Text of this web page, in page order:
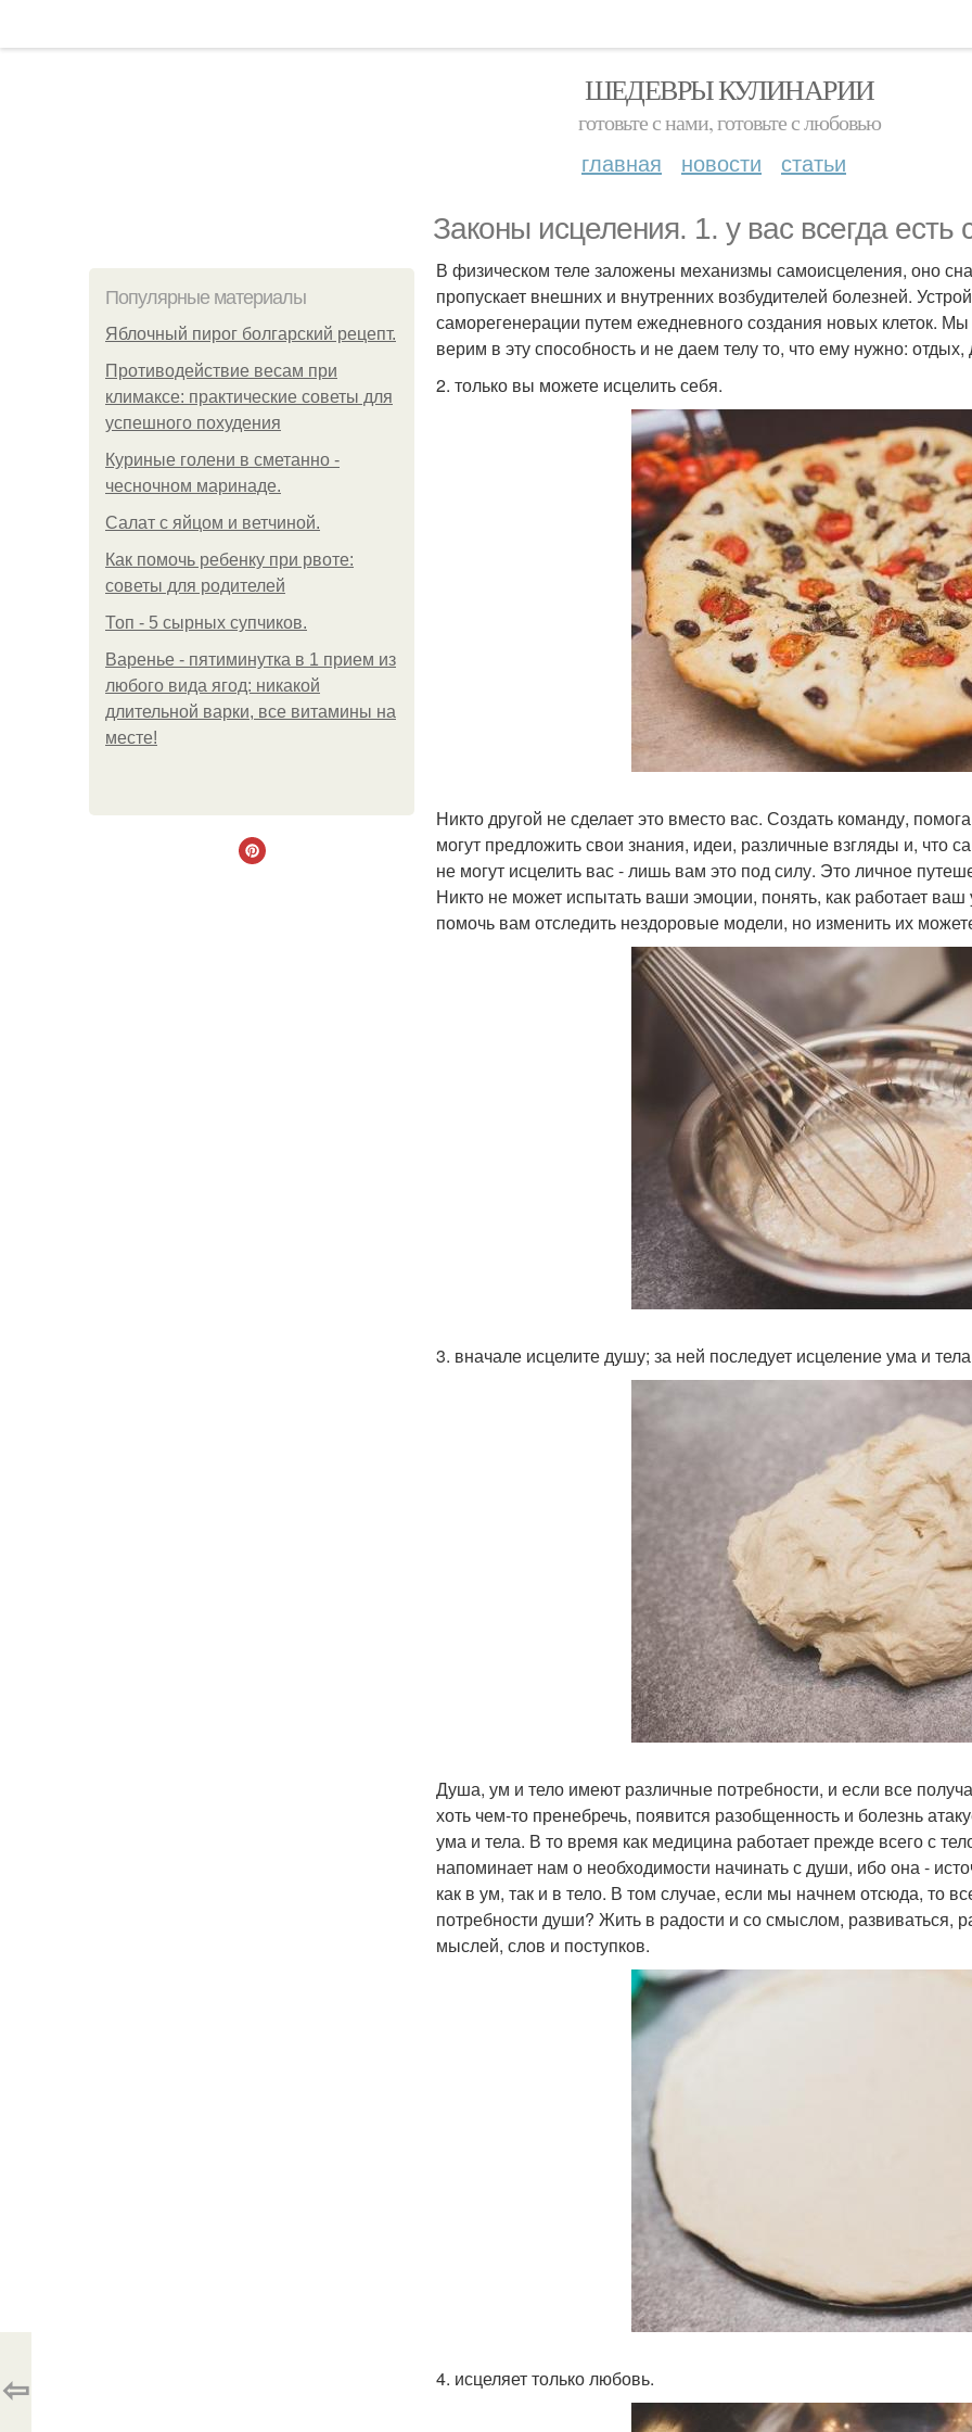
ШЕДЕВРЫ КУЛИНАРИИ
готовьте с нами, готовьте с любовью
главная новости статьи
Законы исцеления. 1. у вас всегда
Популярные материалы
Яблочный пирог болгарский рецепт.
Противодействие весам при
климаксе: практические советы для
успешного похудения
Куриные голени в сметанно -
чесночном маринаде.
Салат с яйцом и ветчиной.
Как помочь ребенку при рвоте:
советы для родителей
Топ - 5 сырных супчиков.
Варенье - пятиминутка в 1 прием из
любого вида ягод: никакой
длительной варки, все витамины на
месте!
В физическом теле заложены механизмы самоисцеления, оно
пропускает внешних и внутренних возбудителей болезней.
саморегенерации путем ежедневного создания новых клеток.
верим в эту способность и не даем телу то, что ему нужно:
2. только вы можете исцелить себя.
Никто другой не сделает это вместо вас. Создать команду,
могут предложить свои знания, идеи, различные взгляды и, что
не могут исцелить вас - лишь вам это под силу. Это личное
Никто не может испытать ваши эмоции, понять, как работает
помочь вам отследить нездоровые модели, но изменить их
3. вначале исцелите душу; за ней последует исцеление ума и
Душа, ум и тело имеют различные потребности, и если все
хоть чем-то пренебречь, появится разобщенность и болезнь
ума и тела. В то время как медицина работает прежде всего с
напоминает нам о необходимости начинать с души, ибо она -
как в ум, так и в тело. В том случае, если мы начнем отсюда, то
потребности души? Жить в радости и со смыслом, развиваться,
мыслей, слов и поступков.
4. исцеляет только любовь.
⇦